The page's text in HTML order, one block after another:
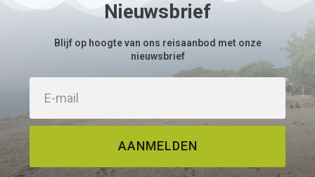
Nieuwsbrief
Blijf op hoogte van ons reisaanbod met onze
nieuwsbrief
AANMELDEN